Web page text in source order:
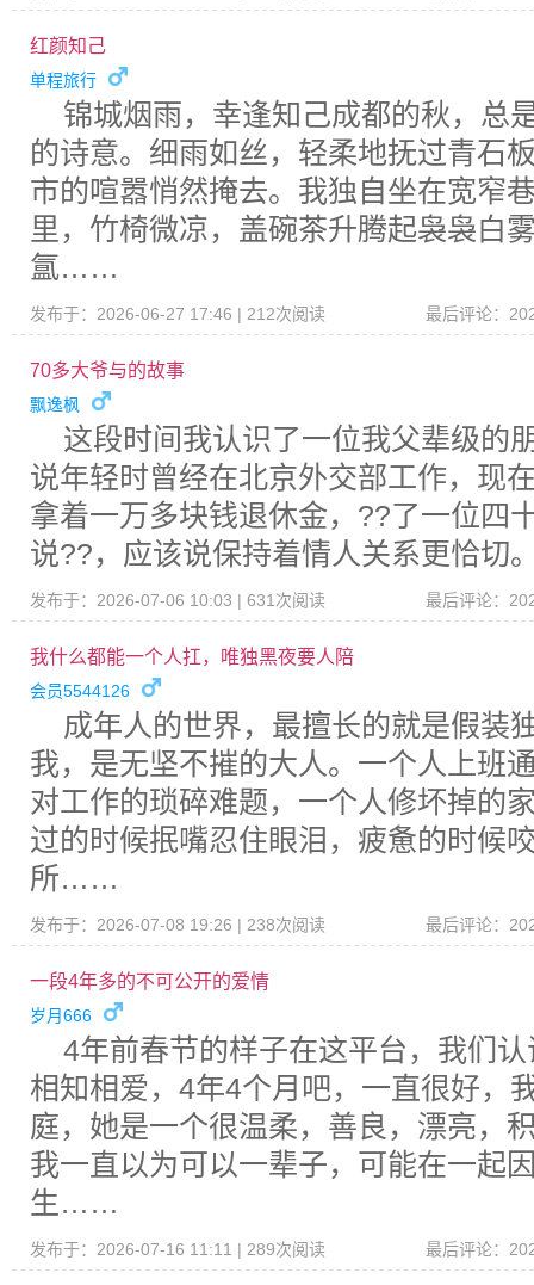
红颜知己
单程旅行
锦城烟雨，幸逢知己成都的秋，总
的诗意。细雨如丝，轻柔地抚过青石
市的喧嚣悄然掩去。我独自坐在宽窄
里，竹椅微凉，盖碗茶升腾起袅袅白
氲……
发布于：2026-06-27 17:46 | 212次阅读 最后评论：
70多大爷与的故事
飘逸枫
这段时间我认识了一位我父辈级的
说年轻时曾经在北京外交部工作，现
拿着一万多块钱退休金，??了一位四
说??，应该说保持着情人关系更恰
发布于：2026-07-06 10:03 | 631次阅读 最后评论：
我什么都能一个人扛，唯独黑夜要人陪
会员5544126
成年人的世界，最擅长的就是假装
我，是无坚不摧的大人。一个人上班
对工作的琐碎难题，一个人修坏掉的
过的时候抿嘴忍住眼泪，疲惫的时候
所……
发布于：2026-07-08 19:26 | 238次阅读 最后评论：
一段4年多的不可公开的爱情
岁月666
4年前春节的样子在这平台，我们
相知相爱，4年4个月吧，一直很好，
庭，她是一个很温柔，善良，漂亮，
我一直以为可以一辈子，可能在一起
生……
发布于：2026-07-16 11:11 | 289次阅读 最后评论：